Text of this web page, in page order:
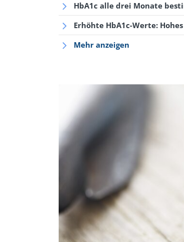
HbA1c alle drei Monate
Erhöhte HbA1c-Werte:
Mehr anzeigen